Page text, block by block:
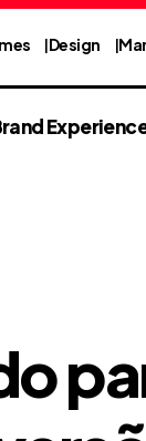
Design